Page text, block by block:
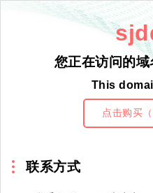
您正在访问的
This
点击购买
联系方式